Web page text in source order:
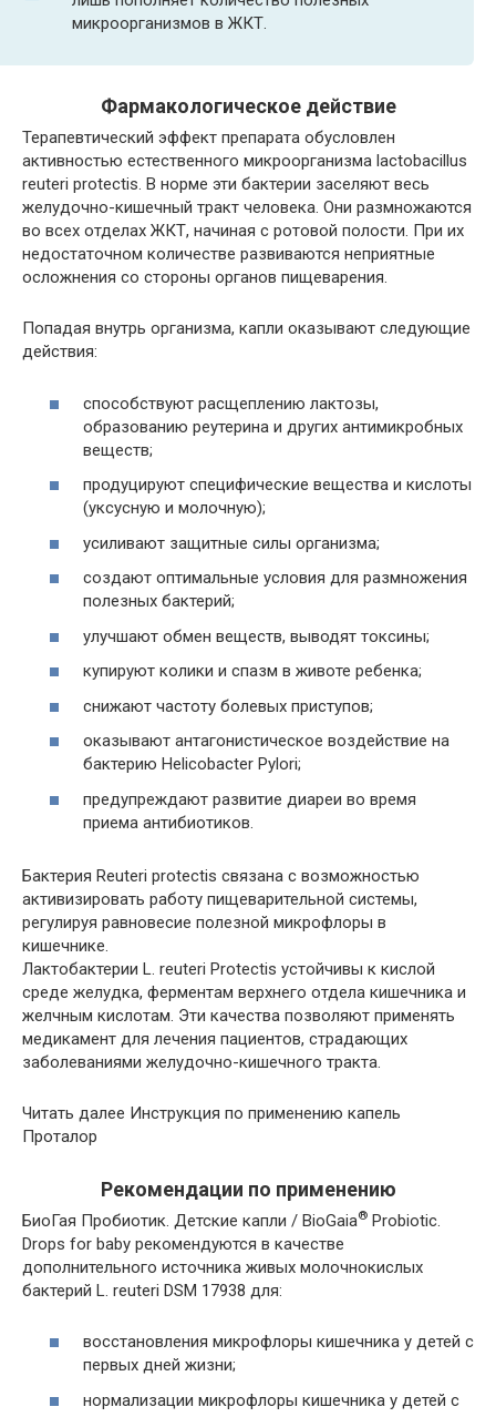
микроорганизмов в ЖКТ.
Фармакологическое действие
Терапевтический эффект препарата обусловлен
активностью естественного микроорганизма lactobacillus
reuteri protectis. В норме эти бактерии заселяют весь
желудочно-кишечный тракт человека. Они размножаются
во всех отделах ЖКТ, начиная с ротовой полости. При их
недостаточном количестве развиваются неприятные
осложнения со стороны органов пищеварения.
Попадая внутрь организма, капли оказывают следующие
действия:
способствуют расщеплению лактозы,
образованию реутерина и других антимикробных
веществ;
продуцируют специфические вещества и кислоты
(уксусную и молочную);
усиливают защитные силы организма;
создают оптимальные условия для размножения
полезных бактерий;
улучшают обмен веществ, выводят токсины;
купируют колики и спазм в животе ребенка;
снижают частоту болевых приступов;
оказывают антагонистическое воздействие на
бактерию Helicobacter Pylori;
предупреждают развитие диареи во время
приема антибиотиков.
Бактерия Reuteri protectis связана с возможностью
активизировать работу пищеварительной системы,
регулируя равновесие полезной микрофлоры в
кишечнике.
Лактобактерии L. reuteri Protectis устойчивы к кислой
среде желудка, ферментам верхнего отдела кишечника и
желчным кислотам. Эти качества позволяют применять
медикамент для лечения пациентов, страдающих
заболеваниями желудочно-кишечного тракта.
Читать далее Инструкция по применению капель
Проталор
Рекомендации по применению
БиоГая Пробиотик. Детские капли / BioGaia® Probiotic.
Drops for baby рекомендуются в качестве
дополнительного источника живых молочнокислых
бактерий L. reuteri DSM 17938 для:
восстановления микрофлоры кишечника у детей с
первых дней жизни;
нормализации микрофлоры кишечника у детей с